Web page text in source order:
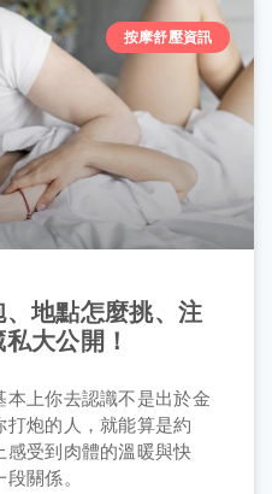
按摩舒壓資訊
地點怎麼挑、注
大公開！
上你去認識不是出於金
炮的人，就能算是約
受到肉體的溫暖與快
關係。